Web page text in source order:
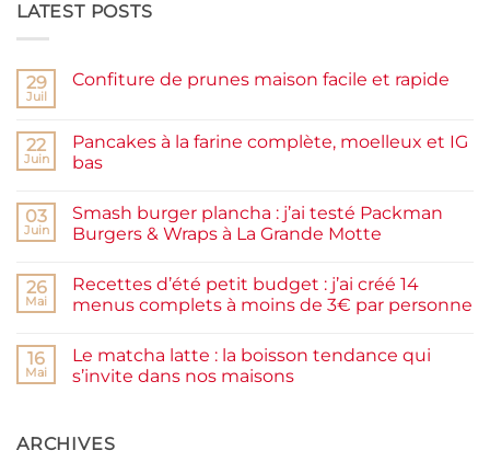
LATEST POSTS
29
Juil
Confiture de prunes maison facile et rapide
Confiture
de
prunes
et
rapide
22
Juin
Pancakes à la farine complète, moelleux et IG
bas
sur
Pancakes
à
complète,
moelleux
et
03
Juin
Smash burger plancha : j’ai testé Packman
Burgers & Wraps à La Grande Motte
sur
Smash
burger
testé
Packman
Burgers &
Grande
Motte
26
Mai
Recettes d’été petit budget : j’ai créé 14
menus complets à moins de 3€ par personne
sur
Recettes
d’été
j’ai
créé
16
Mai
Le matcha latte : la boisson tendance qui
s’invite dans nos maisons
Le
matcha
ARCHIVES